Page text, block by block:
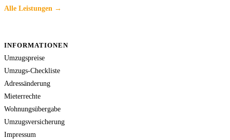
Alle Leistungen →
INFORMATIONEN
Umzugspreise
Umzugs-Checkliste
Adressänderung
Mieterrechte
Wohnungsübergabe
Umzugsversicherung
Impressum